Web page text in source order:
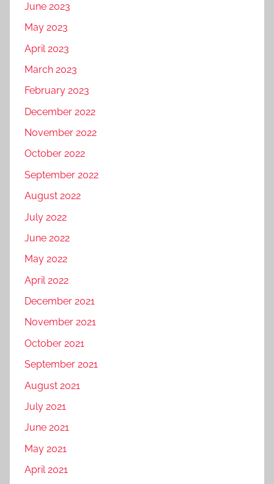
June 2023
May 2023
April 2023
March 2023
February 2023
December 2022
November 2022
October 2022
September 2022
August 2022
July 2022
June 2022
May 2022
April 2022
December 2021
November 2021
October 2021
September 2021
August 2021
July 2021
June 2021
May 2021
April 2021